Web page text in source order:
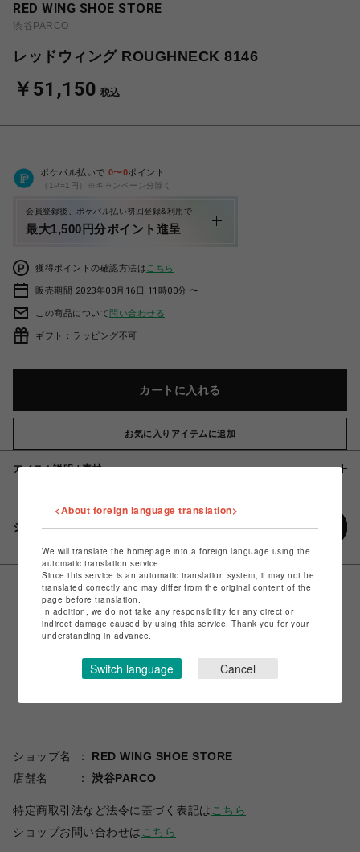
RED WING SHOE STORE
渋谷PARCO
レッドウィング ROUGHNECK 8146
￥51,150 税込
ポケパル払いで 0〜0ポイント
（1P=1円）※キャンペーン分除く
会員登録後、ポケパル払い初回登録&利用で
最大1,500円分ポイント進呈
獲得ポイントの確認方法は こちら
販売期間 2023年03月16日 11時00分 〜
この商品について問い合わせる
ギフト：ラッピング不可
カートに入れる
お気に入りアイテムに追加
アイテム説明 / 素材
シェアする
ショップ名
RED WING SHOE STORE
店舗名
渋谷PARCO
特定商取引法など法令に基づく表記は こちら
ショップお問い合わせは こちら
<About foreign language translation>
We will translate the homepage into a foreign language using the
automatic translation service.
Since this service is an automatic translation system, it may not be
translated correctly and may differ from the original content of the
page before translation.
In addition, we do not take any responsibility for any direct or
indirect damage caused by using this service. Thank you for your
understanding in advance.
Switch language Cancel